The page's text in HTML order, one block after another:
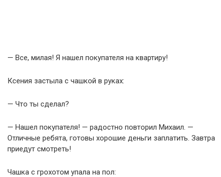
— Все, милая! Я нашел покупателя на квартиру!
Ксения застыла с чашкой в руках:
— Что ты сделал?
— Нашел покупателя! — радостно повторил Михаил. —
Отличные ребята, готовы хорошие деньги заплатить. Завтра
приедут смотреть!
Чашка с грохотом упала на пол: